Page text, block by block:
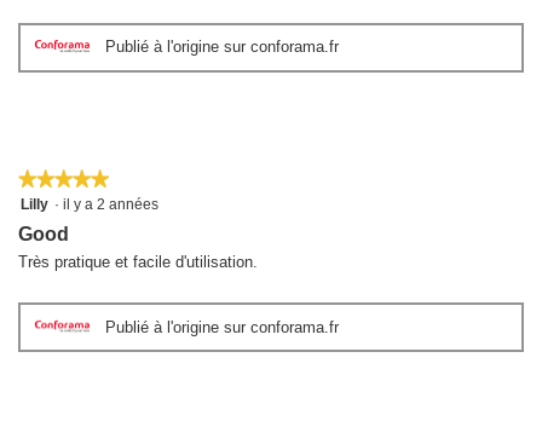
Publié à l'origine sur conforama.fr
★★★★★
★★★★★
5
5
Lilly · il y a 2 années
Good
Très pratique et facile d'utilisation.
Publié à l'origine sur conforama.fr